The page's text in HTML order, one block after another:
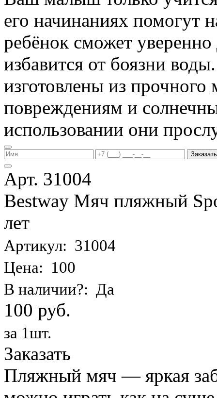
его начинаниях помогут
ребёнок сможет
избавится от боязни
изготовлены из
повреждениям и
использовании они
Заказать
Арт. 31004
Bestway Мяч пляжный
лет
Артикул: 31004
Цена: 100
В наличии?: Да
100 руб.
за 1шт.
Заказать
Пляжный мяч — яркая